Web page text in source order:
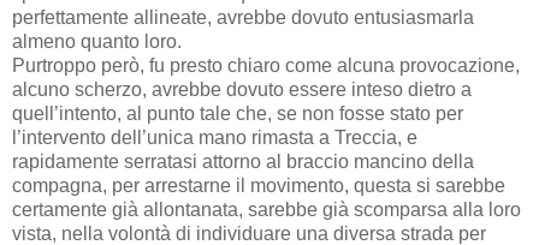
perfettamente allineate, avrebbe dovuto entusiasmarla
almeno quanto loro.
Purtroppo però, fu presto chiaro come alcuna provocazione,
alcuno scherzo, avrebbe dovuto essere inteso dietro a
quell’intento, al punto tale che, se non fosse stato per
l’intervento dell’unica mano rimasta a Treccia, e
rapidamente serratasi attorno al braccio mancino della
compagna, per arrestarne il movimento, questa si sarebbe
certamente già allontanata, sarebbe già scomparsa alla loro
vista, nella volontà di individuare una diversa strada per